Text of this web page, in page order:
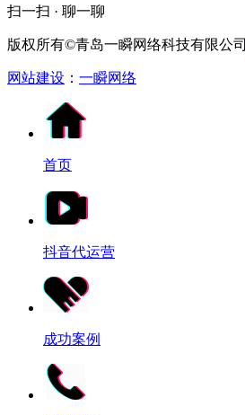
扫一扫 · 聊一聊
版权所有©青岛一瞬网络科技有限公司
网站建设 ： 一瞬网络
首页
抖音代运营
成功案例